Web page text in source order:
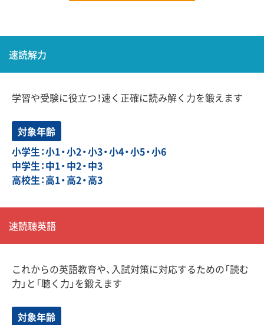
速読解力
学習や受験に役立つ！速く正確に読み解く力を鍛えます
対象年齢
小学生：小1・小2・小3・小4・小5・小6
中学生：中1・中2・中3
高校生：高1・高2・高3
速読聴英語
これからの英語教育や、入試対策に対応するための「読む
力」と「聴く力」を鍛えます
対象年齢